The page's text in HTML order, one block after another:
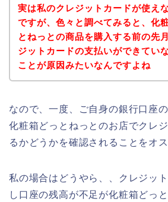
実は私のクレジットカードが使え
ですが、色々と調べてみると、化
とねっとの商品を購入する前の先
ジットカードの支払いができてい
ことが原因みたいなんですよね
なので、一度、ご自身の銀行口座
化粧箱どっとねっとのお店でクレ
るかどうかを確認されることをオ
私の場合はどうやら、、クレジッ
し口座の残高が不足が化粧箱どっ